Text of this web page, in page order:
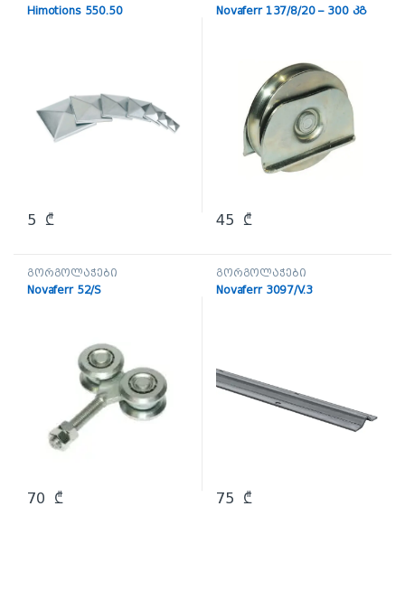
Himotions 550.50
5 ₾
Novaferr 137/8/20 – 300 კგ
45 ₾
გორგოლაჭები
Novaferr 52/S
70 ₾
გორგოლაჭები
Novaferr 3097/V.3
75 ₾